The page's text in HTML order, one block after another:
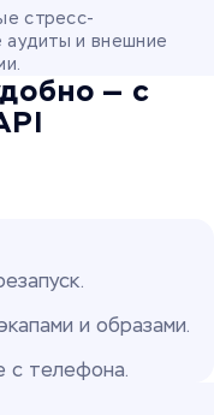
стресс-
аудиты и внешние
— с
и образами.
с телефона.